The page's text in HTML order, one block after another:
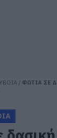
/ ΦΩΤΙΑ ΣΕ